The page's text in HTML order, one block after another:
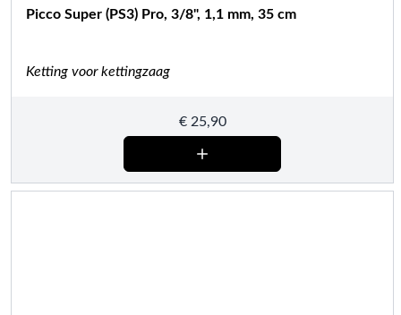
Picco Super (PS3) Pro, 3/8", 1,1 mm, 35 cm
Ketting voor kettingzaag
€25,90